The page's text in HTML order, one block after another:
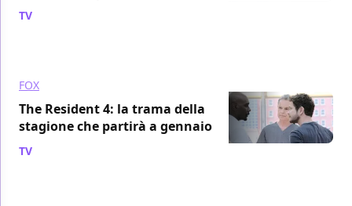
TV
FOX
The Resident 4: la trama della
stagione che partirà a gennaio
TV